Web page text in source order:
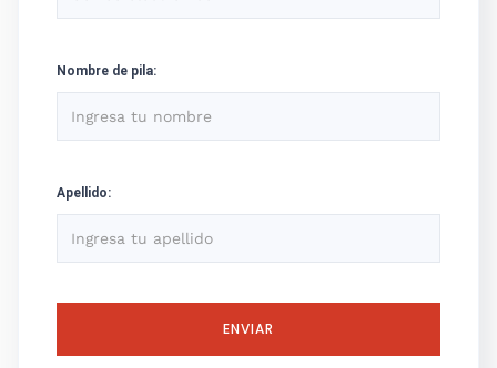
Nombre de pila:
Apellido: